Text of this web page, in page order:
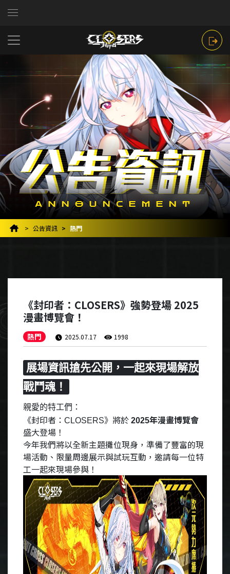
公告資訊 熱門
《封印者：CLOSERS》強勢登場 2025
漫畫博覽會！
熱門 2025.07.17 1998
展場資訊搶先公開，一起來現場解放
戰鬥魂！
親愛的特工們：
《封印者： CLOSERS》將於 2025年漫畫博覽會
盛大登場！
今年我們將以全新主題攤位現身，準備了豐富的現
場活動、限量周邊展示與試玩互動，邀請每一位特
工一起來現場參與！